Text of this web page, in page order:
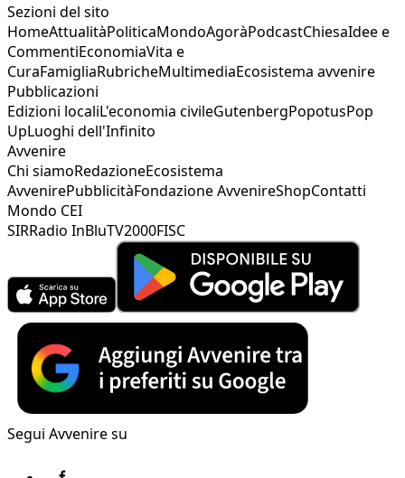
Sezioni del sito
HomeAttualitàPoliticaMondoAgoràPodcastChiesaIdee e
CommentiEconomiaVita e
CuraFamigliaRubricheMultimediaEcosistema avvenire
Pubblicazioni
Edizioni localiL'economia civileGutenbergPopotusPop
UpLuoghi dell'Infinito
Avvenire
Chi siamoRedazioneEcosistema
AvvenirePubblicitàFondazione AvvenireShopContatti
Mondo CEI
SIRRadio InBluTV2000FISC
Segui Avvenire su